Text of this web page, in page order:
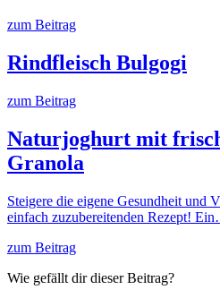
zum Beitrag
Rindfleisch Bulgogi
zum Beitrag
Naturjoghurt mit
Granola
Steigere die eigene Gesundheit und
einfach zuzubereitenden Rezept!
zum Beitrag
Wie gefällt dir dieser Beitrag?